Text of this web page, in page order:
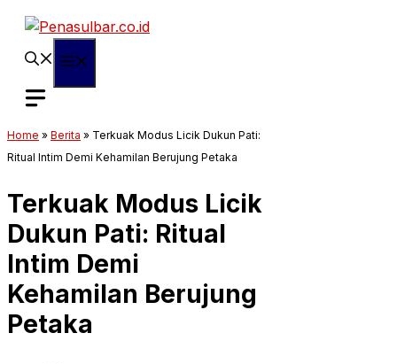
Langsung
Home » Berita » Terkuak Modus Licik Dukun Pati:
Ritual Intim Demi Kehamilan Berujung Petaka
Terkuak Modus Licik
Dukun Pati: Ritual
Intim Demi
Kehamilan Berujung
Petaka